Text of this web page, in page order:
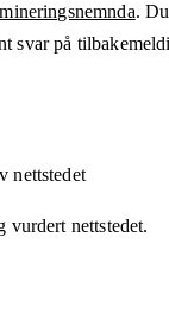
.
svar på
nettstedet
vurdert nettstedet.